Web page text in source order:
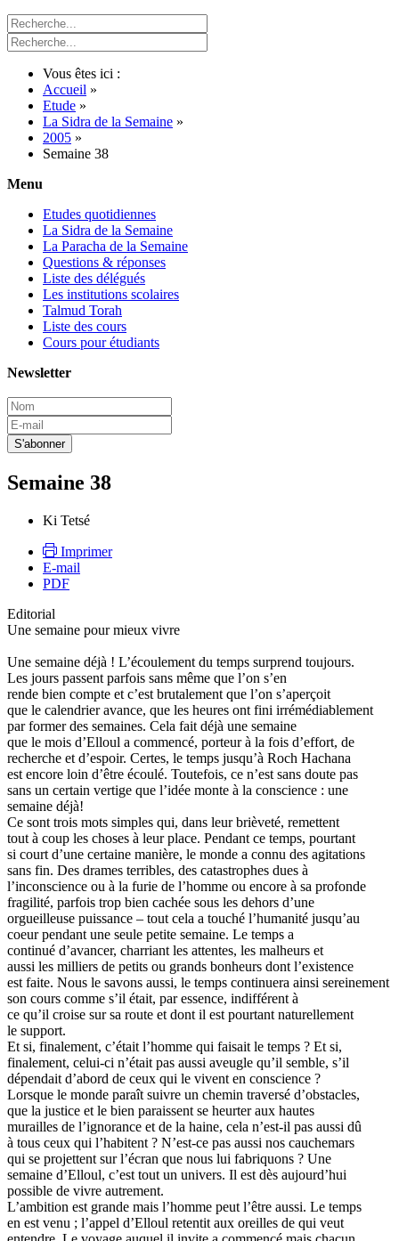
Vous êtes ici :
Accueil »
Etude »
La Sidra de la Semaine »
2005 »
Semaine 38
Menu
Etudes quotidiennes
La Sidra de la Semaine
La Paracha de la Semaine
Questions & réponses
Liste des délégués
Les institutions scolaires
Talmud Torah
Liste des cours
Cours pour étudiants
Newsletter
Semaine 38
Ki Tetsé
Imprimer
E-mail
PDF
Editorial
Une semaine pour mieux vivre
Une semaine déjà ! L’écoulement du temps surprend toujours.
Les jours passent parfois sans même que l’on s’en
rende bien compte et c’est brutalement que l’on s’aperçoit
que le calendrier avance, que les heures ont fini irrémédiablement
par former des semaines. Cela fait déjà une semaine
que le mois d’Elloul a commencé, porteur à la fois d’effort, de
recherche et d’espoir. Certes, le temps jusqu’à Roch Hachana
est encore loin d’être écoulé. Toutefois, ce n’est sans doute pas
sans un certain vertige que l’idée monte à la conscience : une
semaine déjà!
Ce sont trois mots simples qui, dans leur brièveté, remettent
tout à coup les choses à leur place. Pendant ce temps, pourtant
si court d’une certaine manière, le monde a connu des agitations
sans fin. Des drames terribles, des catastrophes dues à
l’inconscience ou à la furie de l’homme ou encore à sa profonde
fragilité, parfois trop bien cachée sous les dehors d’une
orgueilleuse puissance – tout cela a touché l’humanité jusqu’au
coeur pendant une seule petite semaine. Le temps a
continué d’avancer, charriant les attentes, les malheurs et
aussi les milliers de petits ou grands bonheurs dont l’existence
est faite. Nous le savons aussi, le temps continuera ainsi sereinement
son cours comme s’il était, par essence, indifférent à
ce qu’il croise sur sa route et dont il est pourtant naturellement
le support.
Et si, finalement, c’était l’homme qui faisait le temps ? Et si,
finalement, celui-ci n’était pas aussi aveugle qu’il semble, s’il
dépendait d’abord de ceux qui le vivent en conscience ?
Lorsque le monde paraît suivre un chemin traversé d’obstacles,
que la justice et le bien paraissent se heurter aux hautes
murailles de l’ignorance et de la haine, cela n’est-il pas aussi dû
à tous ceux qui l’habitent ? N’est-ce pas aussi nos cauchemars
qui se projettent sur l’écran que nous lui fabriquons ? Une
semaine d’Elloul, c’est tout un univers. Il est dès aujourd’hui
possible de vivre autrement.
L’ambition est grande mais l’homme peut l’être aussi. Le temps
en est venu ; l’appel d’Elloul retentit aux oreilles de qui veut